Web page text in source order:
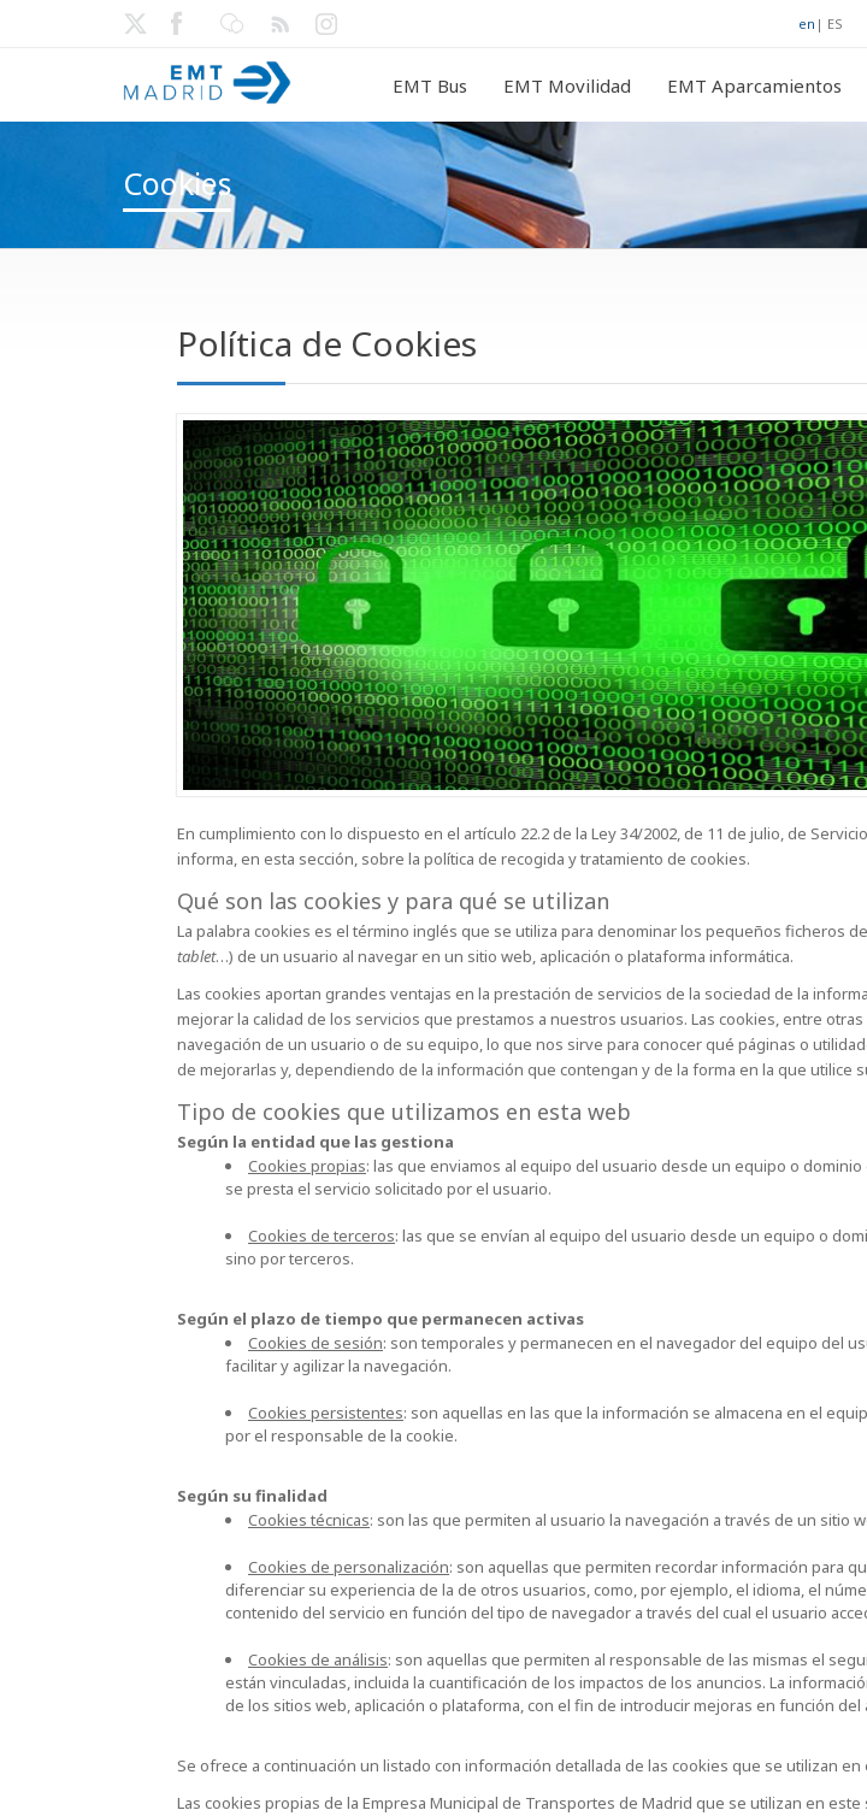
en | ES
EMT Bus EMT Movilidad EMT Aparcamientos
Cookies
Política de Cookies
En cumplimiento con lo dispuesto en el artículo 22.2 de la Ley 34/2002, de 11 de julio, de
informa, en esta sección, sobre la política de recogida y tratamiento de cookies.
Qué son las cookies y para qué se utilizan
La palabra cookies es el término inglés que se utiliza para denominar los pequeños ficheros
tablet…) de un usuario al navegar en un sitio web, aplicación o plataforma informática.
Las cookies aportan grandes ventajas en la prestación de servicios de la sociedad de la
mejorar la calidad de los servicios que prestamos a nuestros usuarios. Las cookies, entre
navegación de un usuario o de su equipo, lo que nos sirve para conocer qué páginas o
de mejorarlas y, dependiendo de la información que contengan y de la forma en la que
Tipo de cookies que utilizamos en esta web
Según la entidad que las gestiona
Cookies propias: las que enviamos al equipo del usuario desde un equipo o
se presta el servicio solicitado por el usuario.
Cookies de terceros: las que se envían al equipo del usuario desde un equipo o
sino por terceros.
Según el plazo de tiempo que permanecen activas
Cookies de sesión: son temporales y permanecen en el navegador del equipo del
facilitar y agilizar la navegación.
Cookies persistentes: son aquellas en las que la información se almacena en el
por el responsable de la cookie.
Según su finalidad
Cookies técnicas: son las que permiten al usuario la navegación a través de un sitio
Cookies de personalización: son aquellas que permiten recordar información para
diferenciar su experiencia de la de otros usuarios, como, por ejemplo, el idioma, el
contenido del servicio en función del tipo de navegador a través del cual el usuario
Cookies de análisis: son aquellas que permiten al responsable de las mismas el
están vinculadas, incluida la cuantificación de los impactos de los anuncios. La
de los sitios web, aplicación o plataforma, con el fin de introducir mejoras en función
Se ofrece a continuación un listado con información detallada de las cookies que se utilizan en
Las cookies propias de la Empresa Municipal de Transportes de Madrid que se utilizan en